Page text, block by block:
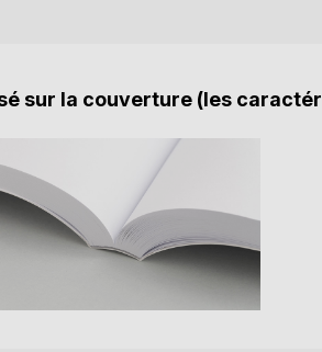
sur la couverture (les